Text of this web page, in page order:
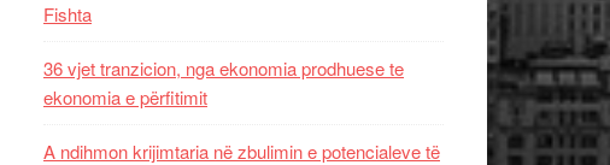
Fishta
36 vjet tranzicion, nga ekonomia prodhuese te
ekonomia e përfitimit
A ndihmon krijimtaria në zbulimin e potencialeve të